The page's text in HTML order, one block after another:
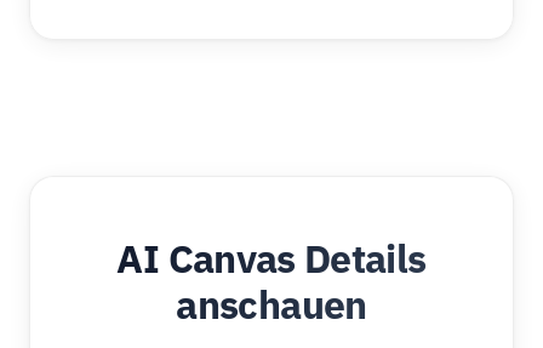
AI Canvas Details
anschauen